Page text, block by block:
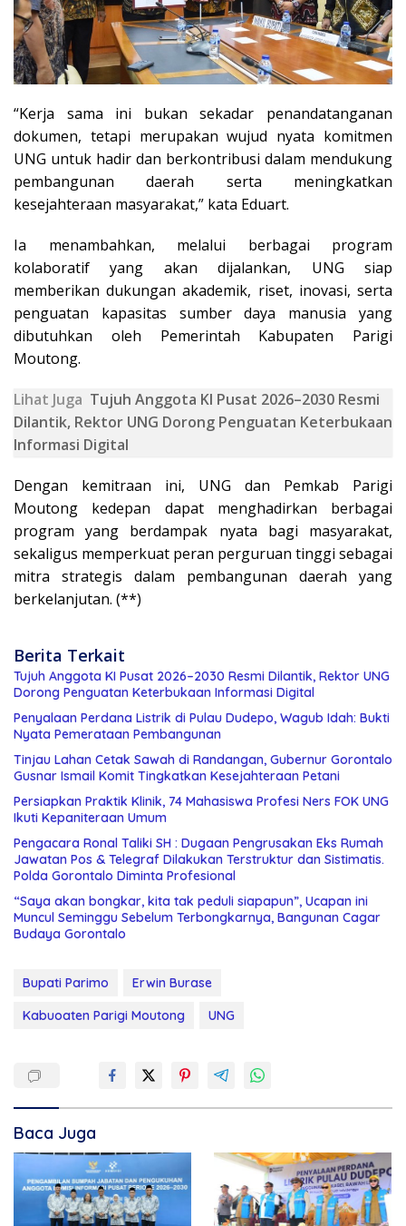
“Kerja sama ini bukan sekadar penandatanganan
dokumen, tetapi merupakan wujud nyata komitmen
UNG untuk hadir dan berkontribusi dalam mendukung
pembangunan daerah serta meningkatkan
kesejahteraan masyarakat,” kata Eduart.
Ia menambahkan, melalui berbagai program
kolaboratif yang akan dijalankan, UNG siap
memberikan dukungan akademik, riset, inovasi, serta
penguatan kapasitas sumber daya manusia yang
dibutuhkan oleh Pemerintah Kabupaten Parigi
Moutong.
Lihat Juga Tujuh Anggota KI Pusat 2026–2030 Resmi
Dilantik, Rektor UNG Dorong Penguatan Keterbukaan
Informasi Digital
Dengan kemitraan ini, UNG dan Pemkab Parigi
Moutong kedepan dapat menghadirkan berbagai
program yang berdampak nyata bagi masyarakat,
sekaligus memperkuat peran perguruan tinggi sebagai
mitra strategis dalam pembangunan daerah yang
berkelanjutan. (**)
Berita Terkait
Tujuh Anggota KI Pusat 2026–2030 Resmi Dilantik, Rektor UNG
Dorong Penguatan Keterbukaan Informasi Digital
Penyalaan Perdana Listrik di Pulau Dudepo, Wagub Idah: Bukti
Nyata Pemerataan Pembangunan
Tinjau Lahan Cetak Sawah di Randangan, Gubernur Gorontalo
Gusnar Ismail Komit Tingkatkan Kesejahteraan Petani
Persiapkan Praktik Klinik, 74 Mahasiswa Profesi Ners FOK UNG
Ikuti Kepaniteraan Umum
Pengacara Ronal Taliki SH : Dugaan Pengrusakan Eks Rumah
Jawatan Pos & Telegraf Dilakukan Terstruktur dan Sistimatis.
Polda Gorontalo Diminta Profesional
“Saya akan bongkar, kita tak peduli siapapun”, Ucapan ini
Muncul Seminggu Sebelum Terbongkarnya, Bangunan Cagar
Budaya Gorontalo
Bupati Parimo
Erwin Burase
Kabuoaten Parigi Moutong
UNG
Baca Juga